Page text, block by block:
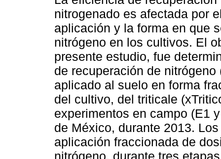
nitrogenado es afectada por
aplicación y la forma en que
nitrógeno en los cultivos. El
presente estudio, fue
de recuperación de nitrógeno
aplicado al suelo en forma
del cultivo, del triticale
experimentos en campo (E1
de México, durante 2013.
aplicación fraccionada de
nitrógeno, durante tres